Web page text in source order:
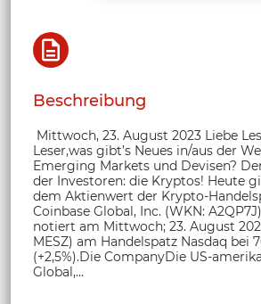
Beschreibung
Mittwoch, 23. August 2023 Liebe
Leser,was gibt’s Neues in/aus der
Emerging Markets und Devisen?
der Investoren: die Kryptos! Heute
dem Aktienwert der Krypto-
Coinbase Global, Inc. (WKN:
notiert am Mittwoch; 23. August
MESZ) am Handelspatz Nasdaq bei
(+2,5%).Die CompanyDie US-
Global,...